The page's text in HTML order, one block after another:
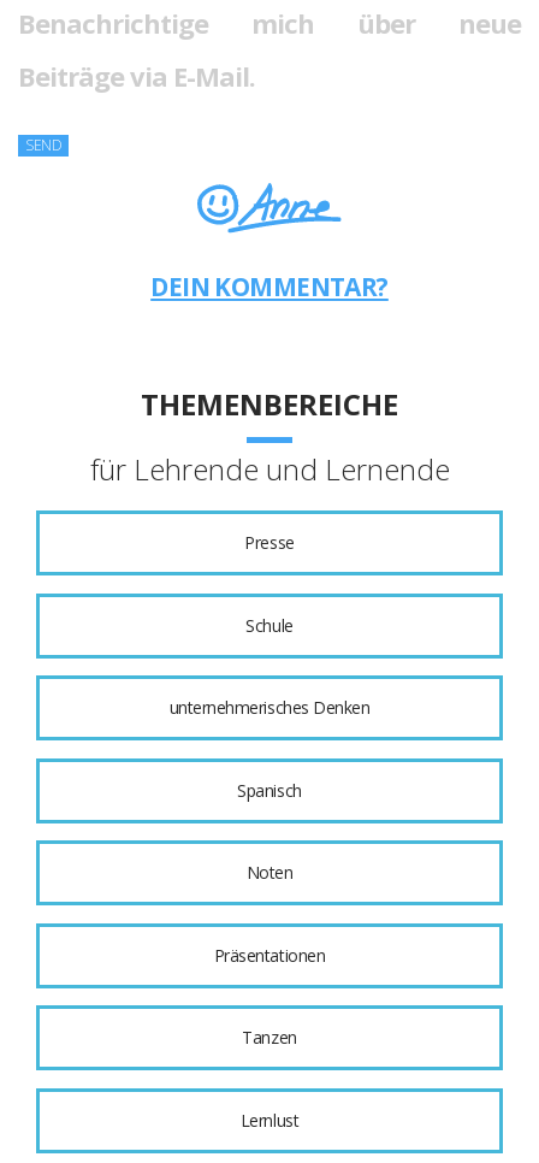
Benachrichtige mich über neue
Beiträge via E-Mail.
DEIN KOMMENTAR?
THEMENBEREICHE
für Lehrende und Lernende
Presse
Schule
unternehmerisches Denken
Spanisch
Noten
Präsentationen
Tanzen
Lernlust